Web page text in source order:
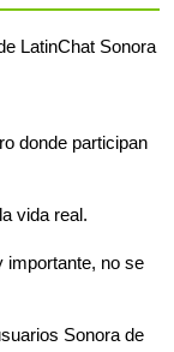
LatinChat Sonora
donde participan
vida real.
importante, no se
Sonora de